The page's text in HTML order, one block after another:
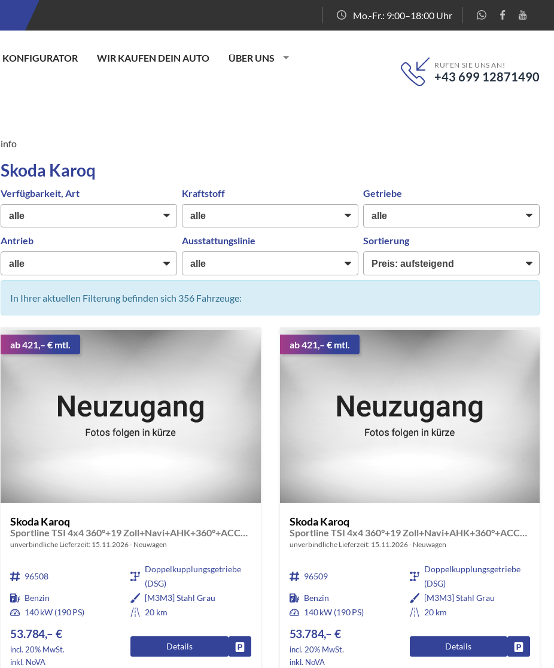
Mo.-Fr.: 9:00–18:00 Uhr
KONFIGURATOR WIR KAUFEN DEIN AUTO ÜBER UNS
RUFEN SIE UNS AN!
+43 699 12871490
info
Skoda Karoq
Verfügbarkeit, Art Kraftstoff Getriebe
Antrieb Ausstattungslinie Sortierung
In Ihrer aktuellen Filterung befinden sich 356 Fahrzeuge:
ab 421,– € mtl.
Skoda Karoq
Sportline TSI 4x4 360°+19 Zoll+Navi+AHK+360°+ACC+Frontscheibe beheizbar+Travel Assist
unverbindliche Lieferzeit: 15.11.2026 Neuwagen
96508
Doppelkupplungsgetriebe
(DSG)
Benzin
[M3M3] Stahl Grau
140 kW (190 PS)
20 km
53.784,– €
incl. 20% MwSt.
inkl. NoVA
Details Fahrzeug parken
ab 421,– € mtl.
Skoda Karoq
Sportline TSI 4x4 360°+19 Zoll+Navi+AHK+360°+ACC+Frontscheibe beheizbar+Travel Assist
unverbindliche Lieferzeit: 15.11.2026 Neuwagen
96509
Doppelkupplungsgetriebe
(DSG)
Benzin
[M3M3] Stahl Grau
140 kW (190 PS)
20 km
53.784,– €
incl. 20% MwSt.
inkl. NoVA
Details